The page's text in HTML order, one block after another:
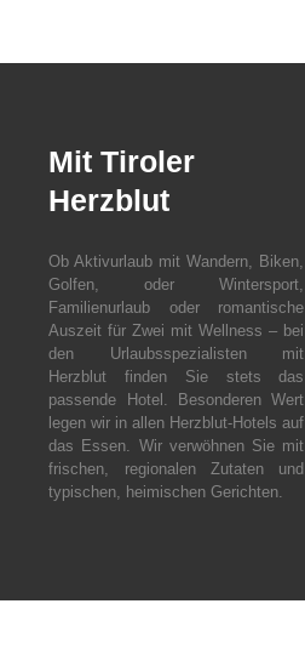
Mit Tiroler
Herzblut
Ob Aktivurlaub mit Wandern, Biken,
Golfen, oder Wintersport,
Familienurlaub oder romantische
Auszeit für Zwei mit Wellness – bei
den Urlaubsspezialisten mit
Herzblut finden Sie stets das
passende Hotel.
Besonderen Wert
legen wir in allen Herzblut-Hotels auf
das Essen. Wir verwöhnen Sie mit
frischen, regionalen Zutaten und
typischen, heimischen Gerichten.